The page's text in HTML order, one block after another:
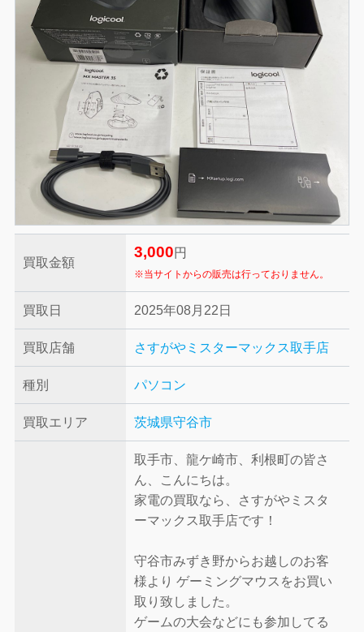
買取金額
3,000 円
※当サイトからの販売は行っておりません。
買取日 2025年08月22日
買取店舗 さすがやミスターマックス取手店
種別 パソコン
買取エリア 茨城県守谷市
取手市、龍ケ崎市、利根町の皆さ
ん、こんにちは。
家電の買取なら、さすがやミスタ
ーマックス取手店です！
守谷市みずき野からお越しのお客
様より ゲーミングマウスをお買い
取り致しました。
ゲームの大会などにも参加してる